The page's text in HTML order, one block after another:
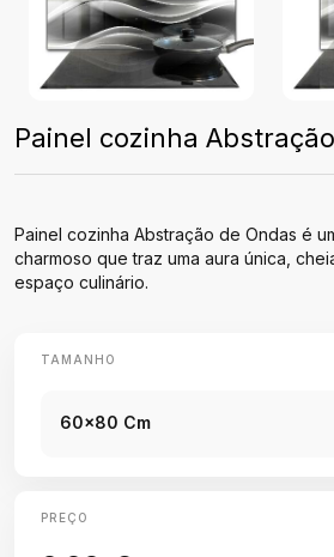
Painel cozinha
Painel cozinha Abstração de Ondas é
charmoso que traz uma aura única,
espaço culinário.
TAMANHO
60x80 Cm
PREÇO